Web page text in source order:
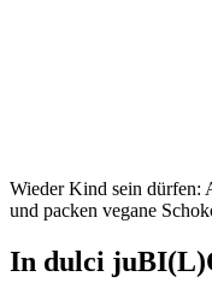
Wieder Kind sein dürfen:
und packen vegane
In dulci